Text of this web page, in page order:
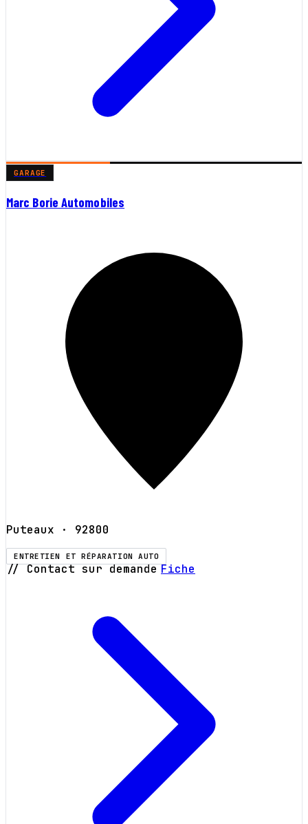
GARAGE
Marc Borie Automobiles
Puteaux · 92800
ENTRETIEN ET RÉPARATION AUTO
// Contact sur demande Fiche